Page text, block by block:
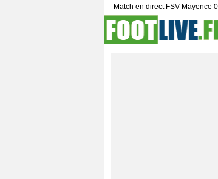
Match en direct FSV Mayence